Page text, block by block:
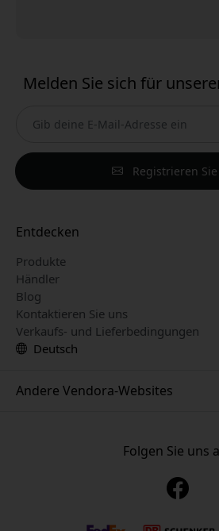
Melden Sie sich für
Registrieren
Entdecken
Produkte
Händler
Blog
Kontaktieren Sie uns
Verkaufs- und Lieferbedingungen
Deutsch
Andere Vendora-Websites
www.myfirst.se
Folgen Sie uns